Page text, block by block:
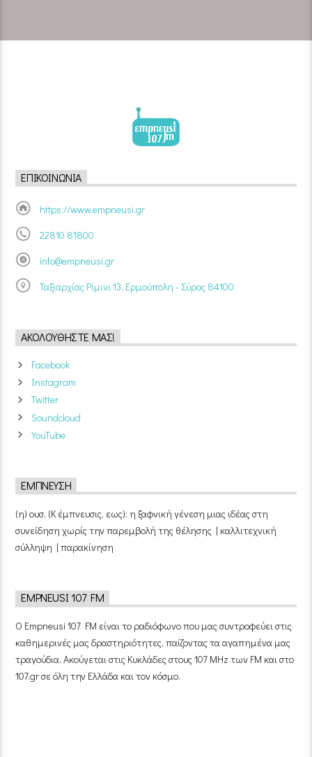
ΕΠΙΚΟΙΝΩΝΊΑ
https://www.empneusi.gr
22810 81800
info@empneusi.gr
Ταξιαρχίας Ρίμινι 13, Ερμούπολη - Σύρος 84100
ΑΚΟΛΟΥΘΉΣΤΕ ΜΑΣ!
Facebook
Instagram
Twitter
Soundcloud
YouTube
ΈΜΠΝΕΥΣΗ
(η) ουσ. (Κ έμπνευσις, εως): η ξαφνική γένεση μιας ιδέας στη
συνείδηση χωρίς την παρεμβολή της θέλησης | καλλιτεχνική
σύλληψη | παρακίνηση
EMPNEUSI 107 FM
Ο Empneusi 107 FM είναι το ραδιόφωνο που μας συντροφεύει στις
καθημερινές μας δραστηριότητες, παίζοντας τα αγαπημένα μας
τραγούδια. Ακούγεται στις Κυκλάδες στους 107 MHz των FM και στο
107.gr σε όλη την Ελλάδα και τον κόσμο.